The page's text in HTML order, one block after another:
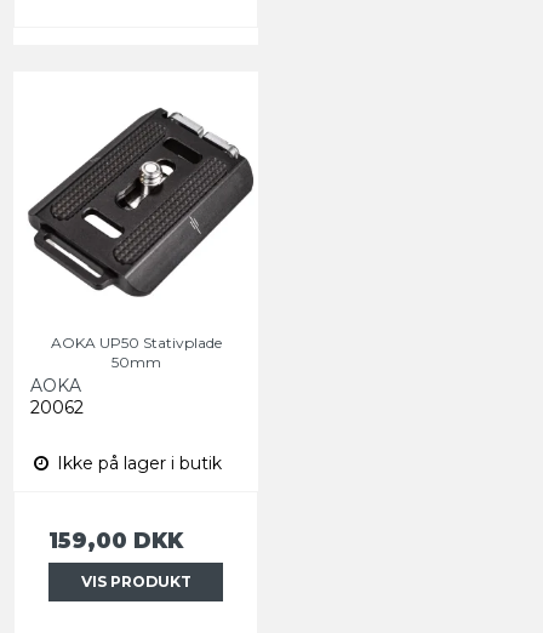
AOKA UP50 Stativplade
50mm
AOKA
20062
Ikke på lager i butik
159,00 DKK
VIS PRODUKT